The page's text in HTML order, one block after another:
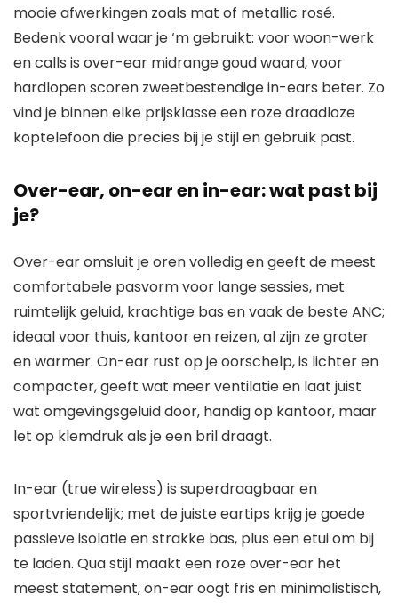
mooie afwerkingen zoals mat of metallic rosé.
Bedenk vooral waar je ‘m gebruikt: voor woon-werk
en calls is over-ear midrange goud waard, voor
hardlopen scoren zweetbestendige in-ears beter. Zo
vind je binnen elke prijsklasse een roze draadloze
koptelefoon die precies bij je stijl en gebruik past.
Over-ear, on-ear en in-ear: wat past bij
je?
Over-ear omsluit je oren volledig en geeft de meest
comfortabele pasvorm voor lange sessies, met
ruimtelijk geluid, krachtige bas en vaak de beste ANC;
ideaal voor thuis, kantoor en reizen, al zijn ze groter
en warmer. On-ear rust op je oorschelp, is lichter en
compacter, geeft wat meer ventilatie en laat juist
wat omgevingsgeluid door, handig op kantoor, maar
let op klemdruk als je een bril draagt.
In-ear (true wireless) is superdraagbaar en
sportvriendelijk; met de juiste eartips krijg je goede
passieve isolatie en strakke bas, plus een etui om bij
te laden. Qua stijl maakt een roze over-ear het
meest statement, on-ear oogt fris en minimalistisch,